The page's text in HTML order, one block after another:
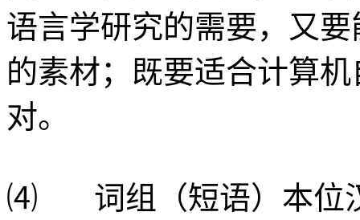
语言学研究的需要，又
的素材；既要适合计算
对。
⑷ 词组（短语）本位汉